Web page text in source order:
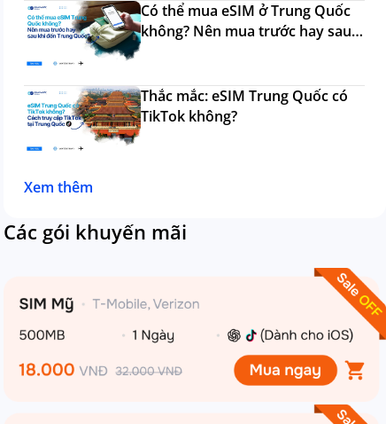
Có thể mua eSIM ở Trung Quốc
không? Nên mua trước hay sau
đi?
Thắc mắc: eSIM Trung Quốc có
TikTok không?
Xem thêm
Các gói khuyến mãi